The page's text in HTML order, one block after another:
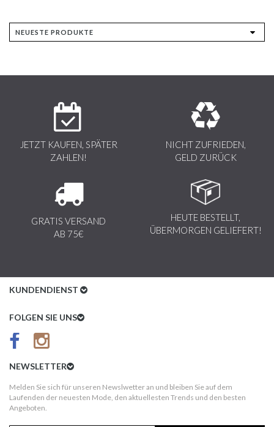
JETZT KAUFEN, SPÄTER
ZAHLEN!
NICHT ZUFRIEDEN,
GELD ZURÜCK
GRATIS VERSAND
AB 75€
HEUTE BESTELLT,
ÜBERMORGEN GELIEFERT!
KUNDENDIENST
Kundenservice
AGB
Kundeninformationen
FOLGEN SIE UNS
NEWSLETTER
Melden Sie sich für unseren Newslwetter an und bleiben Sie auf dem
Laufenden der neuesten Mode, den aktuellesten Trends und den besten
Angeboten.